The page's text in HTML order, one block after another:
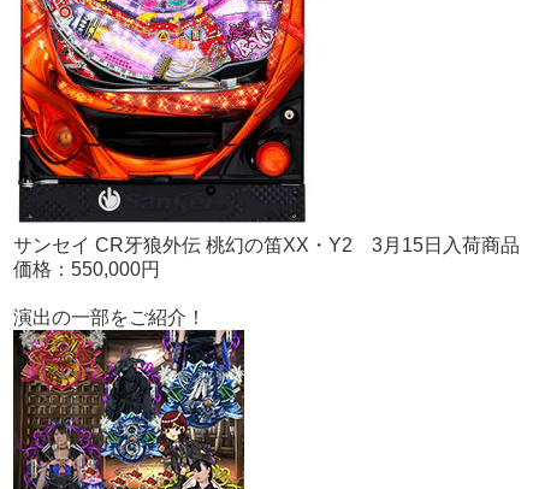
サンセイ CR牙狼外伝 桃幻の笛XX・Y2 3月15日入荷商品
価格：550,000円
演出の一部をご紹介！